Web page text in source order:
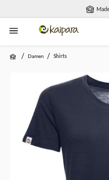
/ Damen / Shirts
Bildergalerie überspringen